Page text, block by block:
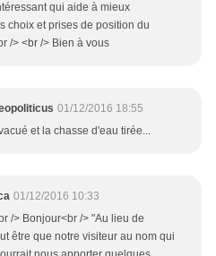
qui aide à mieux
choix et prises de position du
/> <br /> Bien à vous
01/12/2016 18:55
et la chasse d'eau tirée...
01/12/2016 10:33
/> Bonjour<br /> "Au lieu de
être que notre visiteur au nom qui